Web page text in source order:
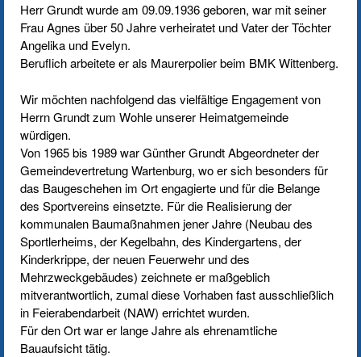
Herr Grundt wurde am 09.09.1936 geboren, war mit seiner
Frau Agnes über 50 Jahre verheiratet und Vater der Töchter
Angelika und Evelyn.
Beruflich arbeitete er als Maurerpolier beim BMK Wittenberg.
Wir möchten nachfolgend das vielfältige Engagement von
Herrn Grundt zum Wohle unserer Heimatgemeinde
würdigen.
Von 1965 bis 1989 war Günther Grundt Abgeordneter der
Gemeindevertretung Wartenburg, wo er sich besonders für
das Baugeschehen im Ort engagierte und für die Belange
des Sportvereins einsetzte. Für die Realisierung der
kommunalen Baumaßnahmen jener Jahre (Neubau des
Sportlerheims, der Kegelbahn, des Kindergartens, der
Kinderkrippe, der neuen Feuerwehr und des
Mehrzweckgebäudes) zeichnete er maßgeblich
mitverantwortlich, zumal diese Vorhaben fast ausschließlich
in Feierabendarbeit (NAW) errichtet wurden.
Für den Ort war er lange Jahre als ehrenamtliche
Bauaufsicht tätig.